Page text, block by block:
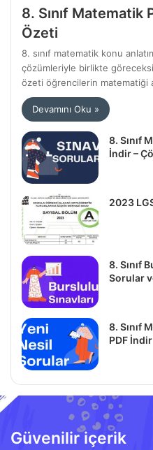
8. Sınıf Matematik
Özeti
8. sınıf matematik konu
çözümleriyle birlikte
özeti öğrencilerin matematiği
Devamını Oku »
8. Sınıf
İndir –
2023
8. Sınıf
Sorular
8. Sınıf
PDF İndir
Güvenilir içerik